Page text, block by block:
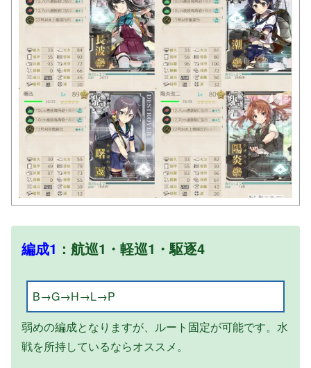
編成1 ：航巡1・軽巡1・駆逐4
B→G→H→L→P
弱めの編成となりますが、ルート固定が可能です。水
戦を所持しているならオススメ。